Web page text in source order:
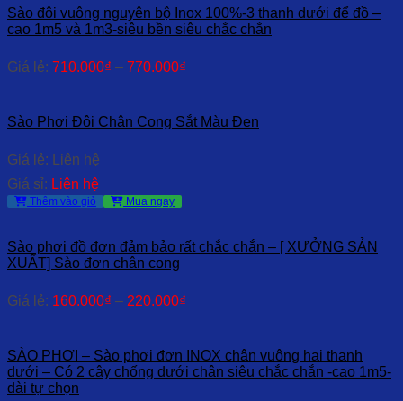
Sào đôi vuông nguyên bộ Inox 100%-3 thanh dưới để đồ –
cao 1m5 và 1m3-siêu bền siêu chắc chắn
Giá lẻ: 710.000₫ – 770.000₫
Sào Phơi Đôi Chân Cong Sắt Màu Đen
Giá lẻ: Liên hệ
Giá sỉ: Liên hệ
Thêm vào giỏ Mua ngay
Sào phơi đồ đơn đảm bảo rất chắc chắn – [ XƯỞNG SẢN
XUẤT] Sào đơn chân cong
Giá lẻ: 160.000₫ – 220.000₫
SÀO PHƠI – Sào phơi đơn INOX chân vuông hai thanh
dưới – Có 2 cây chống dưới chân siêu chắc chắn -cao 1m5-
dài tự chọn